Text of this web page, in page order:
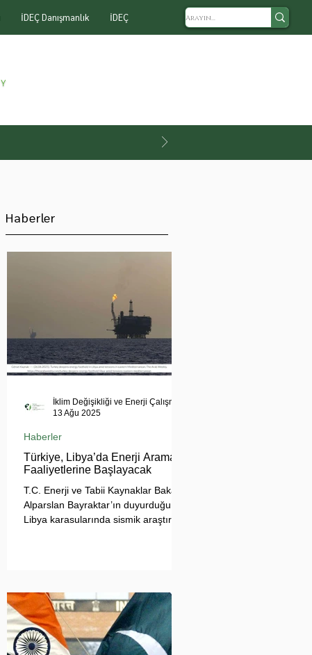
İDEÇ Danışmanlık İDEÇ
Haberler
Türkiye, Libya’da Enerji Arama
Faaliyetlerine Başlayacak
T.C. Enerji ve Tabii Kaynaklar Bakanı
Alparslan Bayraktar’ın duyurduğu
Libya karasularında sismik araştırma
Haberler
13 Ağu 2025